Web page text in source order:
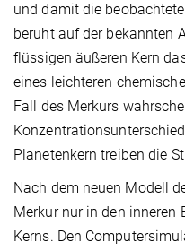
und damit die
beruht auf der bekannten
flüssigen äußeren Kern
eines leichteren
Fall des Merkurs
Planetenkern treiben die
Nach dem neuen Modell
Merkur nur in den inneren
Kerns. Den